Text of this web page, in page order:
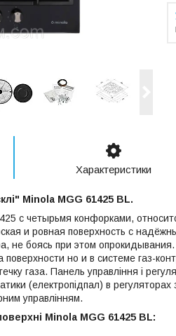
Характеристики
Minola MGG 61425 BL.
с четырьмя конфорками,
и ровная поверхность с
боясь при этом опрокидывания.
поверхности но и в системе газ-
газа. Панель управління і
(електропідпал) в регуляторах
управлінням.
Minola MGG 61425 BL: